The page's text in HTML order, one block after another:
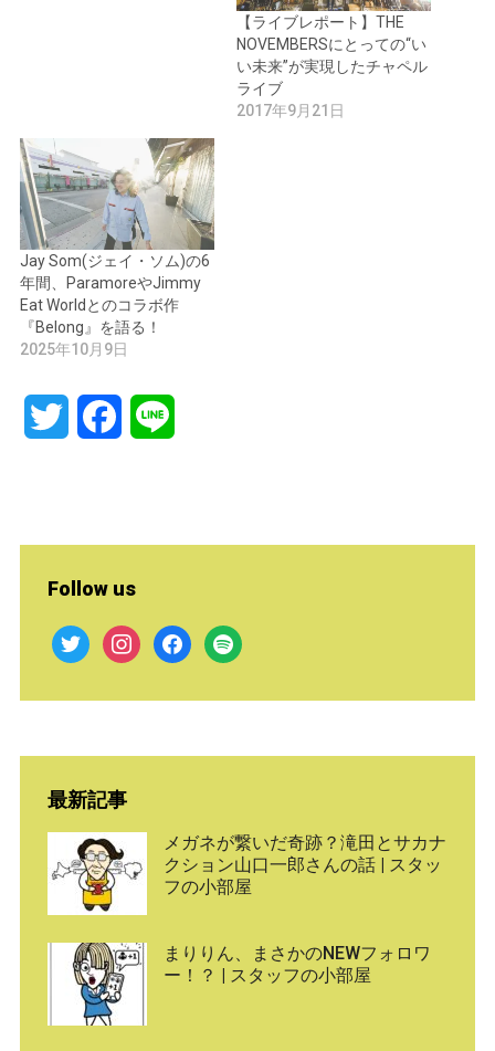
【ライブレポート】THE
NOVEMBERSにとっての“い
い未来”が実現したチャペル
ライブ
2017年9月21日
Jay Som(ジェイ・ソム)の6
年間、ParamoreやJimmy
Eat Worldとのコラボ作
『Belong』を語る！
2025年10月9日
Twitter Facebook
Follow us
twitter instagramfacebook
spotify
最新記事
メガネが繋いだ奇跡？滝田とサカナ
クション山口一郎さんの話 | スタッ
フの小部屋
まりりん、まさかのNEWフォロワ
ー！？ | スタッフの小部屋